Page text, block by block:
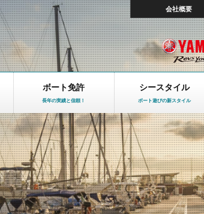
会社概要
ボート免許
長年の実績と信頼！
シースタイル
ボート遊びの新スタイル